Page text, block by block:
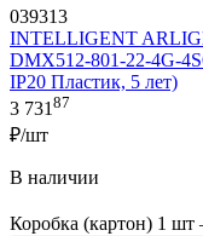
039313
INTELLIGENT
DMX512-801-22-4G-
IP20 Пластик, 5 лет)
3 73187
₽/шт
В наличии
Коробка (картон) 1